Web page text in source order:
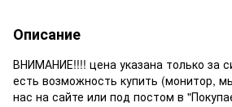
Описание
ВНИМАНИЕ!!!! цена указана только за
есть возможность купить (монитор,
нас на сайте или под постом в